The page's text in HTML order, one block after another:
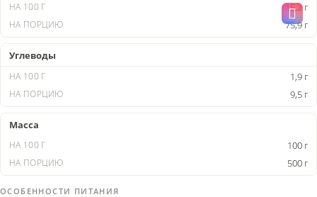
15,2 г
75,9 г
Углеводы
1,9 г
9,5 г
Масса
100 г
500 г
ОСОБЕННОСТИ ПИТАНИЯ